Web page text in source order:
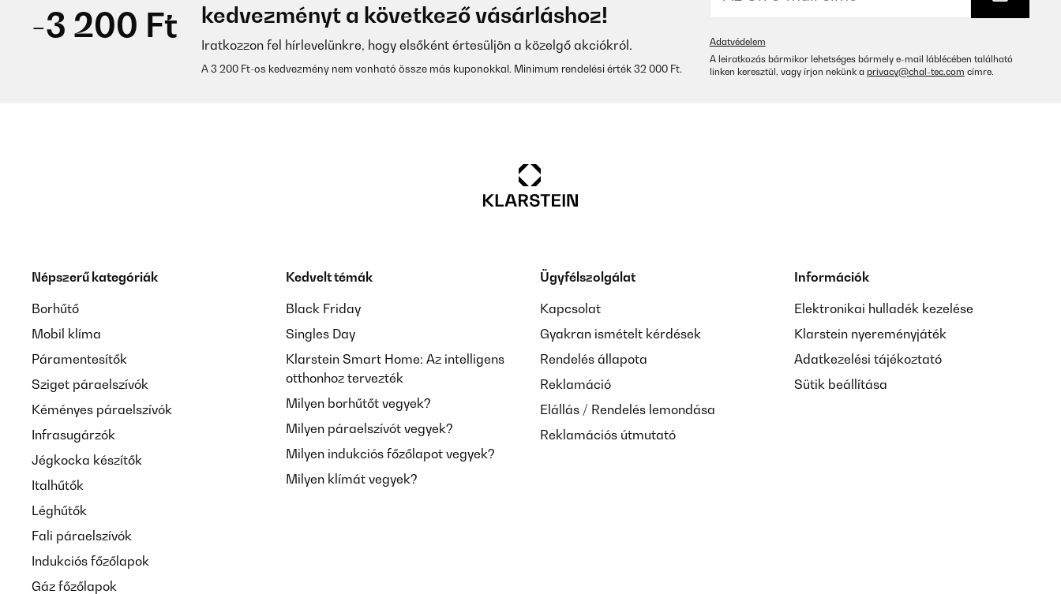
-3 200 Ft
kedvezményt a következő vásárláshoz!
Iratkozzon fel hírlevelünkre, hogy elsőként értesüljön a közelgő akciókról.
A 3 200 Ft-os kedvezmény nem vonható össze más kuponokkal. Minimum rendelési érték 32 000 Ft.
Adatvédelem
A leiratkozás bármikor lehetséges bármely e-mail láblécében található
linken keresztül, vagy írjon nekünk a privacy@chal-tec.com címre.
Népszerű kategóriák
Borhűtő
Mobil klíma
Páramentesítők
Sziget páraelszívók
Kéményes páraelszívók
Infrasugárzók
Jégkocka készítők
Italhűtők
Léghűtők
Fali páraelszívók
Indukciós főzőlapok
Gáz főzőlapok
Kedvelt témák
Black Friday
Singles Day
Klarstein Smart Home: Az intelligens
otthonhoz tervezték
Milyen borhűtőt vegyek?
Milyen páraelszívót vegyek?
Milyen indukciós főzőlapot vegyek?
Milyen klímát vegyek?
Ügyfélszolgálat
Kapcsolat
Gyakran ismételt kérdések
Rendelés állapota
Reklamáció
Elállás / Rendelés lemondása
Reklamációs útmutató
Információk
Elektronikai hulladék kezelése
Klarstein nyereményjáték
Adatkezelési tájékoztató
Sütik beállítása